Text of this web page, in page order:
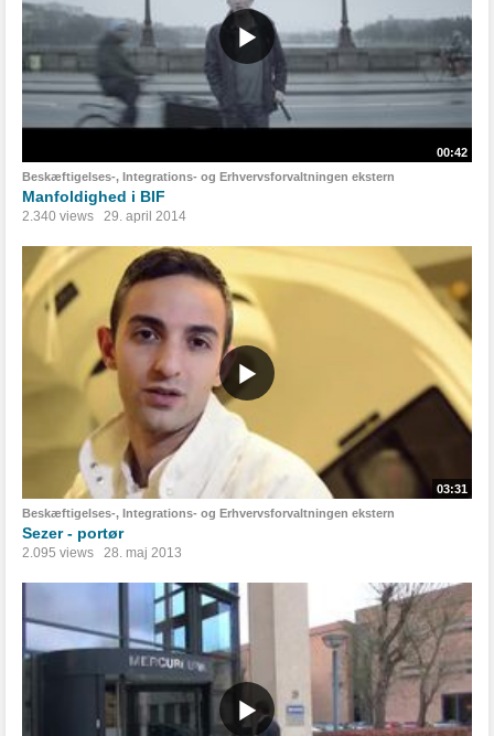
00:42
Beskæftigelses-, Integrations- og Erhvervsforvaltningen ekstern
Manfoldighed i BIF
2.340 views 29. april 2014
03:31
Beskæftigelses-, Integrations- og Erhvervsforvaltningen ekstern
Sezer - portør
2.095 views 28. maj 2013